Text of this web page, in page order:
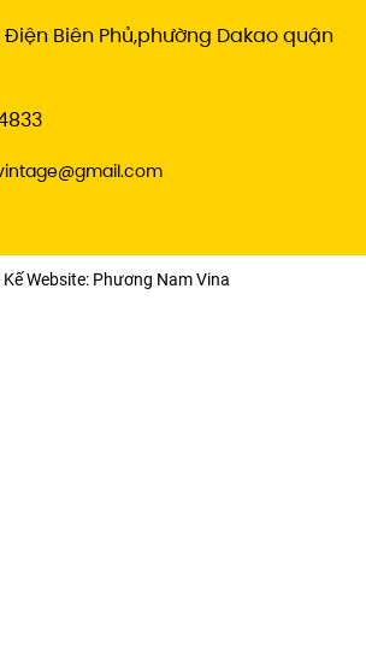
Điện Biên Phủ,phường Dakao quận
Website: Phương Nam Vina